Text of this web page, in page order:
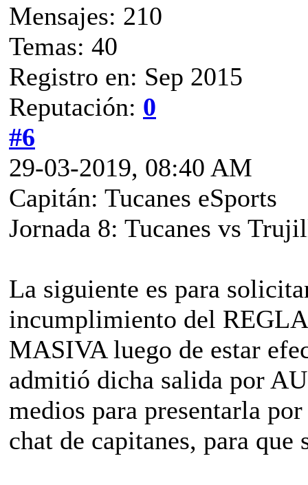
Mensajes: 210
Temas: 40
Registro en: Sep 2015
Reputación: 0
#6
29-03-2019, 08:40 AM
Capitán: Tucanes eSports
Jornada 8: Tucanes vs
La siguiente es para
incumplimiento del
MASIVA luego de estar
admitió dicha salida por
medios para presentarla
chat de capitanes, para que